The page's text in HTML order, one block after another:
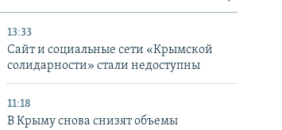
13:33
Сайт и социальные сети «Крымской
солидарности» стали недоступны
11:18
В Крыму снова снизят объемы